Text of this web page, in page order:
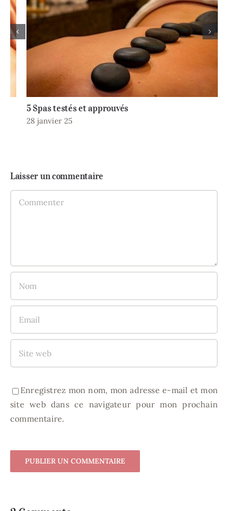
5 Spas testés et approuvés
28 janvier 25
Laisser un commentaire
Comment
Enregistrez mon nom, mon adresse e-mail et mon
site web dans ce navigateur pour mon prochain
commentaire.